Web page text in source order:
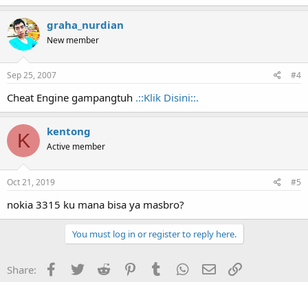
graha_nurdian
New member
Sep 25, 2007 #4
Cheat Engine gampangtuh .::Klik Disini::.
K kentong
Active member
Oct 21, 2019 #5
nokia 3315 ku mana bisa ya masbro?
You must log in or register to reply here.
Share: Facebook
Twitter Reddit PinterestTumblr WhatsApp
Email